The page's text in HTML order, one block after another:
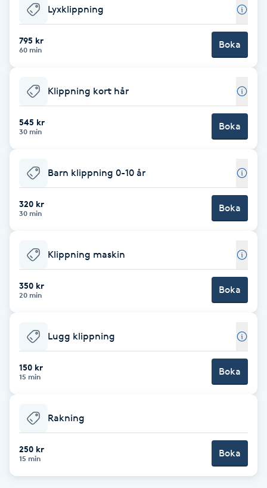
Babylights
Balayage
Bambumassage
Barber
Barnklippning
BIAB
Bottenfärg
Brynformning
Brynplockning
Bröllopsuppsättning
Celluliter
Coachning
Lyxklippning
795 kr
60 min Boka
Klippning kort hår
545 kr
30 min Boka
Barn klippning 0-10 år
320 kr
30 min Boka
Klippning maskin
350 kr
20 min Boka
Lugg klippning
150 kr
15 min Boka
Rakning
250 kr
15 min Boka